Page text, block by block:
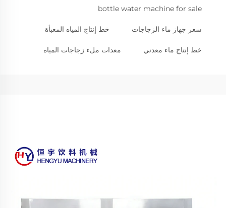
bottle water machine for sale
سعر جهاز ماء الزجاجات خط إنتاج المياه المعبأة
خط إنتاج ماء معدني معدات ملء زجاجات المياه